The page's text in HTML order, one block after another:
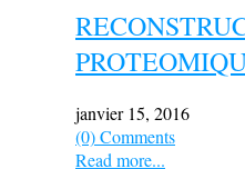
janvier 15, 2016
(0) Comments
Read more...